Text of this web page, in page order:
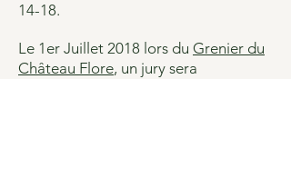
14-18.
Le 1er Juillet 2018 lors du Grenier du
Château Flore, un jury sera